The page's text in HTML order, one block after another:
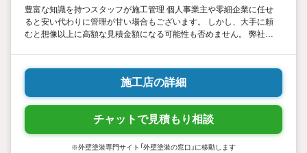
豊富な知識を持つスタッフが施工管理 個人事業主や零細企業に任せ
ると安い代わりに管理が甘い場合もございます。 しかし、大手に頼
むと想像以上に高額な見積金額になる可能性も否めません。 弊社で
施工店の詳細
チャットで見積もり相談
※外壁塗装専門サイト「外壁塗装の窓口」に移動します